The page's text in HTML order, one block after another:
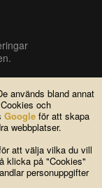
används bland annat
och
Google för att skapa
webbplatser.
att välja vilka du vill
klicka på "Cookies"
personuppgifter
live
AB